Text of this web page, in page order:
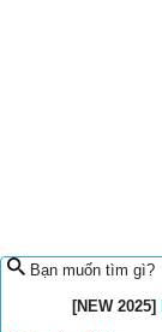
Bạn muốn tìm gì?
[NEW 2025]